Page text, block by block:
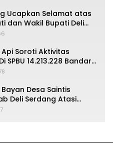
Ucapkan Selamat atas
dan Wakil Bupati Deli
Api Soroti Aktivitas
SPBU 14.213.228 Bandar
Desa Saintis
Deli Serdang Atasi